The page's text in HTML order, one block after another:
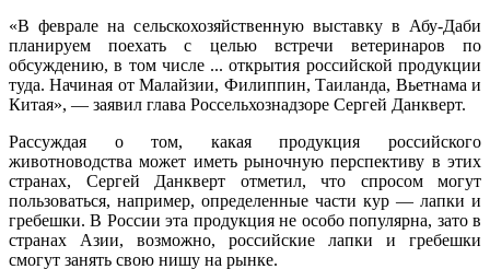
«В феврале на сельскохозяйственную выставку в Абу-Даби
планируем поехать с целью встречи ветеринаров по
обсуждению, в том числе ... открытия российской продукции
туда. Начиная от Малайзии, Филиппин, Таиланда, Вьетнама и
Китая», — заявил глава Россельхознадзоре Сергей Данкверт.
Рассуждая о том, какая продукция российского
животноводства может иметь рыночную перспективу в этих
странах, Сергей Данкверт отметил, что спросом могут
пользоваться, например, определенные части кур — лапки и
гребешки. В России эта продукция не особо популярна, зато в
странах Азии, возможно, российские лапки и гребешки
смогут занять свою нишу на рынке.